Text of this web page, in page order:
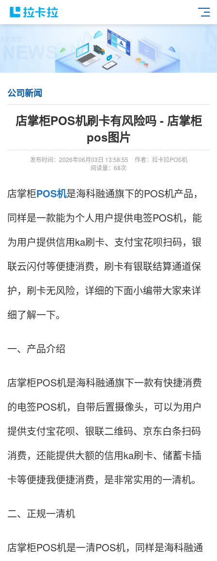
公司新闻
店掌柜POS机刷卡有风险吗 - 店掌柜
pos图片
发布时间：2026年06月03日 13:58:55
作者：拉卡拉POS机
阅读量：68次
店掌柜POS机是海科融通旗下的POS机产品，
同样是一款能为个人用户提供电签POS机，能
为用户提供信用ka刷卡、支付宝花呗扫码，银
联云闪付等便捷消费，刷卡有银联结算通道保
护，刷卡无风险，详细的下面小编带大家来详
细了解一下。
一、产品介绍
店掌柜POS机是海科融通旗下一款有快捷消费
的电签POS机，自带后置摄像头，可以为用户
提供支付宝花呗、银联二维码、京东白条扫码
消费，还能提供大额的信用ka刷卡、储蓄卡插
卡等便捷我便捷消费，是非常实用的一清机。
二、正规一清机
店掌柜POS机是一清POS机，同样是海科融通